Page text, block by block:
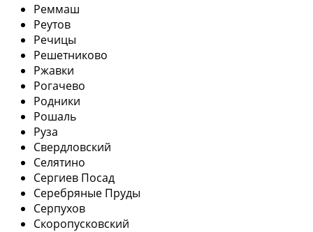
Реммаш
Реутов
Речицы
Решетниково
Ржавки
Рогачево
Родники
Рошаль
Руза
Свердловский
Селятино
Сергиев Посад
Серебряные Пруды
Серпухов
Скоропусковский